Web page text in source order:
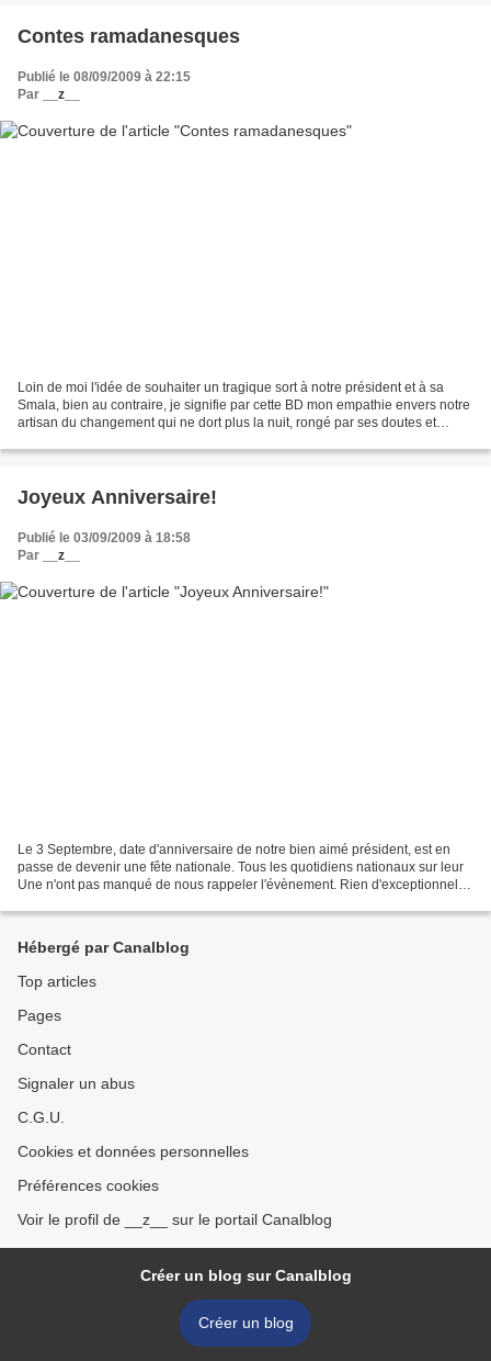
Contes ramadanesques
Publié le 08/09/2009 à 22:15
Par
__z__
Loin de moi l'idée de souhaiter un tragique sort à notre président et à sa
Smala, bien au contraire, je signifie par cette BD mon empathie envers notre
artisan du changement qui ne dort plus la nuit, rongé par ses doutes et
Joyeux Anniversaire!
Publié le 03/09/2009 à 18:58
Par
__z__
Le 3 Septembre, date d'anniversaire de notre bien aimé président, est en
passe de devenir une fête nationale. Tous les quotidiens nationaux sur leur
Une n'ont pas manqué de nous rappeler l'évènement. Rien d'exceptionnel
Hébergé par Canalblog
Top articles
Pages
Contact
Signaler un abus
C.G.U.
Cookies et données personnelles
Préférences cookies
Voir le profil de __z__ sur le portail Canalblog
Créer un blog sur Canalblog
Créer un blog